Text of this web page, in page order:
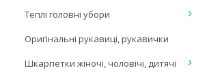
Теплі головні убори
Оригінальні рукавиці, рукавички
Шкарпетки жіночі, чоловічі, дитячі